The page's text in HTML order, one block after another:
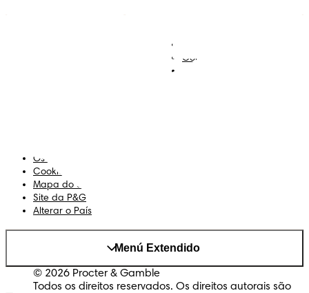
Contacta-nos
Os Meus Dados
Cookies
Mapa do Site
Site da P&G
Alterar o País
Menú Extendido
© 2026 Procter & Gamble
Todos os direitos reservados. Os direitos autorais são